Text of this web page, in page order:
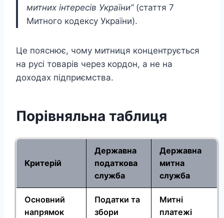
митних інтересів України”(стаття 7
Митного кодексу України).
Це пояснює, чому митниця концентрується
на русі товарів через кордон, а не на
доходах підприємства.
Порівняльна таблиця
Критерій
Державна
податкова
служба
Державна
митна
служба
Основний
напрямок
Податки та
збори
Митні
платежі